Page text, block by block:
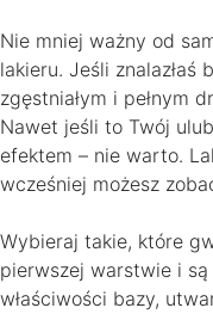
Nie mniej ważny od
lakieru. Jeśli znalazłaś
zgęstniałym i pełnym
Nawet jeśli to Twój
efektem – nie warto.
wcześniej możesz
Wybieraj takie, które
pierwszej warstwie i są
właściwości bazy,